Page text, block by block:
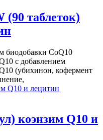
(90 таблеток)
биодобавки CoQ10
с добавлением
(убихинон, кофермент
коэнзим Q10 и